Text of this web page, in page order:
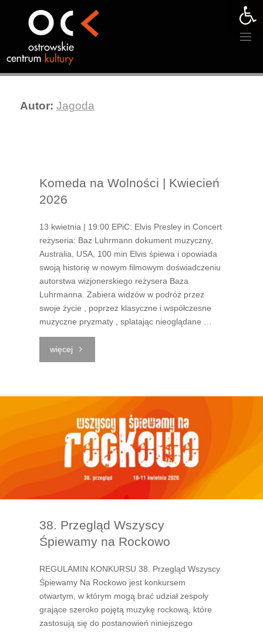
Autor: Jagoda
Komeda na Wolności | Kwiecień
2026
13 kwietnia | 19:00 EPiC: Elvis Presley in Concert
reżyseria: Baz Luhrmann dokument muzyczny,
Australia, USA, 100 min Elvis śpiewa i opowiada
swoją historię w nowym filmowym doświadczeniu
autorstwa wizjonerskiego reżysera Baza
Luhrmanna. Zabiera widzów w podróż przez
swoje życie , poprzez klasyczne i współczesne
muzyczne pryzmaty , splatając nieoglądane …
więcej"Komeda
Wolności
Kwiecień
2026"
38. Przegląd Wszyscy
Śpiewamy na Rockowo
REGULAMIN KONKURSU 38. Przegląd Wszyscy
Śpiewamy Na Rockowo jest konkursem
otwartym, w którym mogą brać udział zespoły
grające szeroko pojętą muzykę rockową, które
zastosują się do postanowień niniejszego